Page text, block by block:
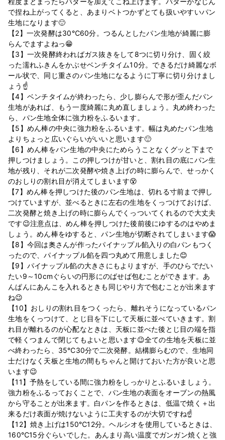
で捏ね上がってくると、あまりベトつかずとても扱いやすいパン
生地になります🙂
【2】一次発酵は30℃60分。つるんとしたパン生地が綺麗に膨
らんでますよねっ😁‍
【3】一次発酵終わればガス抜きをして8つに切り分け、固く絞
った濡れふきんをかぶせベンチタイム10分。できるだけ綺麗なボ
ール状で、同じ重さのパン生地になるように丁寧に切り分けまし
ょう☝
【4】ベンチタイムが終わったら、少し膨らんで形が歪んだパン
生地があれば、もう一度綺麗に丸め直しましょう。丸め終わった
ら、パン生地全体に強力粉をふるいます。
【5】めん棒の中央に強力粉をふるいます。幅は丸めたパン生地
よりちょっと広いぐらいがいいと思います🙂
【6】めん棒をパン生地の中央にためらうことなくグッと下まで
押しつけましょう。この押しつけが甘いと、割れ目の底にパン生
地が残り、それが二次発酵や焼き上げの時に膨らんで、せっかく
のおしりの割れ目が消えてしまいます😵
【7】めん棒を押しつけた後のパン生地は、切れる寸前まで押し
つけていますが、並べるときに左右の生地をくっつけておけば、
二次発酵と焼き上げの時に膨らんでくっついてくれるので大丈夫
です😉注意点は、めん棒を押しつけた後前後にゆするのはやめま
しょう。めん棒をゆすると、パン生地が切断されてしまいます😱
【8】今回は奥さんが作ったパイナップル餡入りの白パンもつく
ったので、パイナップル餡を四つ丸めて用意しました😊
【9】パイナップル餡の大きさにもよりますが、手のひらでだい
たい9～10cmぐらいの円形にのばせば包むことができます。あ
んぱんにあんこを入れるときも同じやり方で包むことが出来ます
ね😉
【10】おしりの割れ目をつくったら、離れそうになっているパン
生地をくっつけて、とじ目を下にして天板に並べていきます。割
れ目が離れるのが心配なときは、天板に並べた後とじ目の端を指
で軽くつまんで閉じてもよいと思います😉全ての生地を天板に並
べ終わったら、35℃30分で二次発酵。結構膨らむので、生地同
士だけなく天板と生地の間もちゃんと開けておいた方が良いと思
います😉
【11】予熱をしている間に強力粉をしっかりとふるいましょう。
強力粉をふるっておくことで、パン生地の表面をオーブンの熱風
から守ることが出来ます。白パンを作るときは、低温で焼く＋出
来るだけ表面が焼けないように工夫するのが大切ですね☝
【12】焼き上げは150℃12分。ヘルシオを使用しているときは、
160℃15分ぐらいでした。あんまり高い温度でガンガン焼くと強